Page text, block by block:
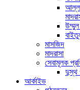
উম্মুল
মাসজিদ
মাদরাসা
সেবামূলক
দুস্থ
আর্কাইভ